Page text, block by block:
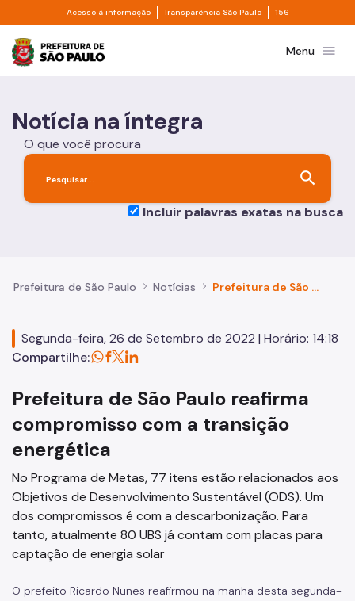
Pular para o Conteúdo principal
Acesso à informação Divisor de acesso à informação
Transparência São Paulo Divisor de
156
Prefeitura de São PauloMenu menu
Notícia na íntegra
O que você procura
search
Incluir palavras exatas na busca
Prefeitura de São Paulo Notícias Prefeitura de São Paulo reafirma compromisso com a transição energética
Segunda-feira, 26 de Setembro de 2022 | Horário: 14:18
Compartilhe:
Prefeitura de São Paulo reafirma
compromisso com a transição
energética
No Programa de Metas, 77 itens estão relacionados aos
Objetivos de Desenvolvimento Sustentável (ODS). Um
dos compromissos é com a descarbonização. Para
tanto, atualmente 80 UBS já contam com placas para
captação de energia solar
O prefeito Ricardo Nunes reafirmou na manhã desta segunda-